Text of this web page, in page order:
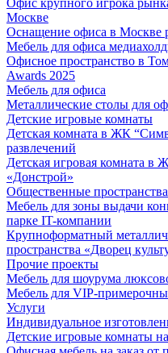
Офис крупного игрока
Москве
Оснащение офиса в Москве
Мебель для офиса
Офисное пространство в
Awards 2025
Мебель для офиса
Металлические столы для
Детские игровые комнаты
Детская комната в ЖК
развлечений
Детская игровая комната в
«Донстрой»
Общественные пространства
Мебель для зоны выдачи
парке IT-компании
Крупноформатный
пространства «Дворец
Прочие проекты
Мебель для шоурума
Мебель для VIP-
Услуги
Индивидуальное
Детские игровые комнаты на